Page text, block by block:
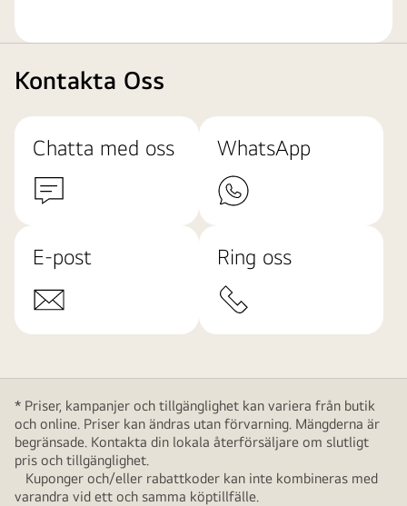
Kontakta Oss
Chatta med oss WhatsApp
E-post Ring oss
* Priser, kampanjer och tillgänglighet kan variera från butik
och online. Priser kan ändras utan förvarning. Mängderna är
begränsade. Kontakta din lokala återförsäljare om slutligt
pris och tillgänglighet.
Kuponger och/eller rabattkoder kan inte kombineras med
varandra vid ett och samma köptillfälle.